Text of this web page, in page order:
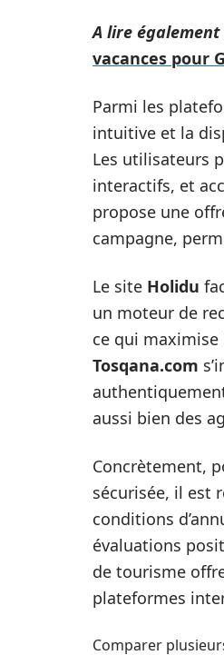
A lire également
vacances pour
Parmi les
intuitive et la
Les utilisateurs
interactifs, et
propose une
campagne,
Le site Holidu
un moteur de
ce qui
Tosqana.com
aussi bien des
Concrètement,
sécurisée, il est
conditions
évaluations
de tourisme
plateformes
Comparer